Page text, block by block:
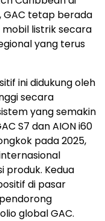
GAC tetap berada
listrik secara
yang terus
ini didukung oleh
secara
yang semakin
S7 dan AION i60
pada 2025,
produk. Kedua
di pasar
global GAC.